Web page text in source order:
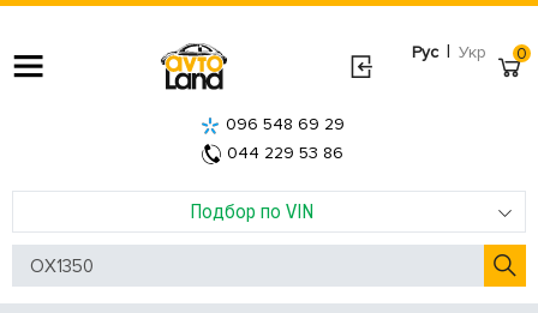
Рус | Укр
Подбор по VIN
096 548 69 29
044 229 53 86
0